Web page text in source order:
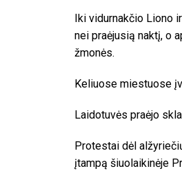
Iki vidurnakčio Liono
nei praėjusią naktį, o
žmonės.
Keliuose miestuose
Laidotuvės praėjo
Protestai dėl
įtampą šiuolaikinėje